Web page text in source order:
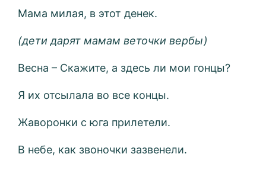
Мама милая, в этот денек.
(дети дарят мамам веточки вербы)
Весна – Скажите, а здесь ли мои гонцы?
Я их отсылала во все концы.
Жаворонки с юга прилетели.
В небе, как звоночки зазвенели.